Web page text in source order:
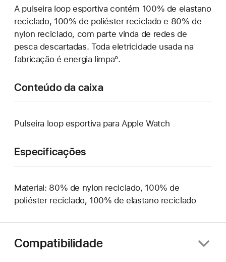
A pulseira loop esportiva contém 100% de elastano
reciclado, 100% de poliéster reciclado e 80% de
nylon reciclado, com parte vinda de redes de
pesca descartadas. Toda eletricidade usada na
fabricação é energia limpaº.
Conteúdo da caixa
Pulseira loop esportiva para Apple Watch
Especificações
Material: 80% de nylon reciclado, 100% de
poliéster reciclado, 100% de elastano reciclado
Compatibilidade